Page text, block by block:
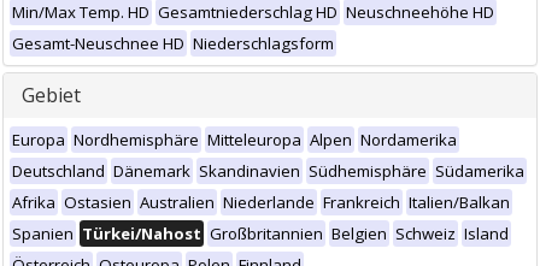
Min/Max Temp. HD Gesamtniederschlag HD Neuschneehöhe HD
Gesamt-Neuschnee HD Niederschlagsform
Gebiet
Europa Nordhemisphäre Mitteleuropa Alpen Nordamerika
Deutschland Dänemark Skandinavien Südhemisphäre Südamerika
Afrika Ostasien Australien Niederlande Frankreich Italien/Balkan
Spanien Türkei/Nahost Großbritannien Belgien Schweiz Island